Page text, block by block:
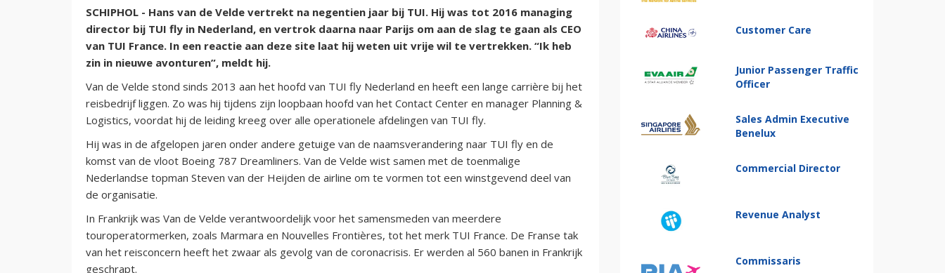
SCHIPHOL - Hans van de Velde vertrekt na negentien jaar bij TUI. Hij was tot 2016 managing
director bij TUI fly in Nederland, en vertrok daarna naar Parijs om aan de slag te gaan als CEO
van TUI France. In een reactie aan deze site laat hij weten uit vrije wil te vertrekken. “Ik heb
zin in nieuwe avonturen”, meldt hij.
Van de Velde stond sinds 2013 aan het hoofd van TUI fly Nederland en heeft een lange carrière bij het
reisbedrijf liggen. Zo was hij tijdens zijn loopbaan hoofd van het Contact Center en manager Planning &
Logistics, voordat hij de leiding kreeg over alle operationele afdelingen van TUI fly.
Hij was in de afgelopen jaren onder andere getuige van de naamsverandering naar TUI fly en de
komst van de vloot Boeing 787 Dreamliners. Van de Velde wist samen met de toenmalige
Nederlandse topman Steven van der Heijden de airline om te vormen tot een winstgevend deel van
de organisatie.
In Frankrijk was Van de Velde verantwoordelijk voor het samensmeden van meerdere
touroperatormerken, zoals Marmara en Nouvelles Frontières, tot het merk TUI France. De Franse tak
van het reisconcern heeft het zwaar als gevolg van de coronacrisis. Er werden al 560 banen in Frankrijk
geschrapt.
Customer Care
Junior Passenger Traffic
Officer
Sales Admin Executive
Benelux
Commercial Director
Revenue Analyst
Commissaris